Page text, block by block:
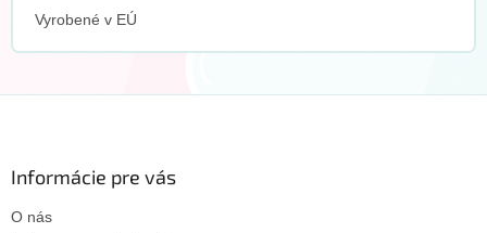
Vyrobené v EÚ
Informácie pre vás
O nás